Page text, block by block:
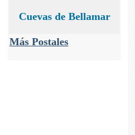
Cuevas de Bellamar
Más Postales